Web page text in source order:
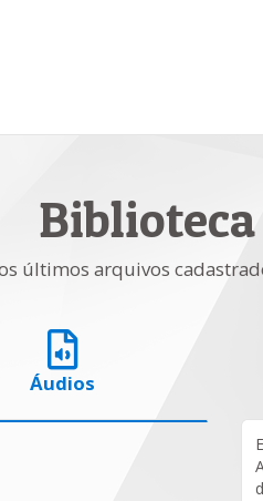
últimos arquivos
Áudios